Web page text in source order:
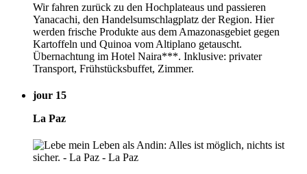
Wir fahren zurück zu den Hochplateaus und passieren
Yanacachi, den Handelsumschlagplatz der Region. Hier
werden frische Produkte aus dem Amazonasgebiet gegen
Kartoffeln und Quinoa vom Altiplano getauscht.
Übernachtung im Hotel Naira***. Inklusive: privater
Transport, Frühstücksbuffet, Zimmer.
jour 15
La Paz